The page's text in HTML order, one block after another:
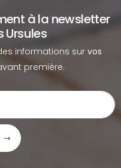
à la newsletter
Ursules
informations sur vos
première.